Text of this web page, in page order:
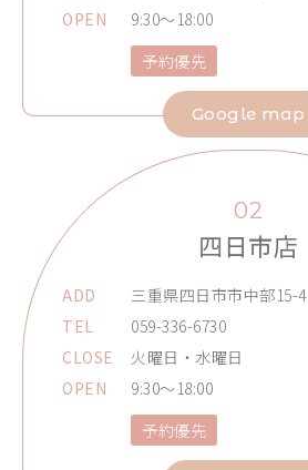
OPEN
9:30～18:00
予約優先
Google map
02
四日市店
ADD
三重県四日市市中部15-4
TEL
059-336-6730
CLOSE
火曜日・水曜日
OPEN
9:30～18:00
予約優先